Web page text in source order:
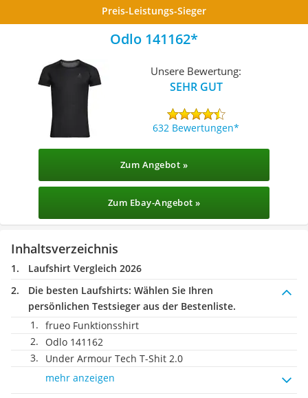
Preis-Leistungs-Sieger
Odlo 141162
Unsere Bewertung:
SEHR GUT
632 Bewertungen
Zum Angebot »
Zum Ebay-Angebot »
Inhaltsverzeichnis
Laufshirt Vergleich 2026
Die besten Laufshirts: Wählen Sie Ihren
persönlichen Testsieger aus der Bestenliste.
frueo Funktionsshirt
Odlo 141162
Under Armour Tech T-Shit 2.0
mehr anzeigen